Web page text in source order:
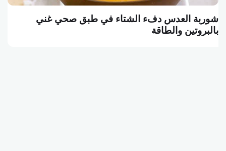
في طبق صحي غني البرغر النباتي وجبة